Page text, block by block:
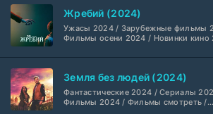
Мыс страха (2026)
1 сезон
1-2 сезон
Жребий (2024)
Ужасы 2024 / Зарубежные фильмы
Фильмы осени 2024 / Новинки кино
Американские фильмы / Фильмы
фильмы / Крутые фильмы /
фильмы
Земля без людей (2024)
Фантастические 2024 / Сериалы
Фильмы 2024 / Фильмы смотреть /